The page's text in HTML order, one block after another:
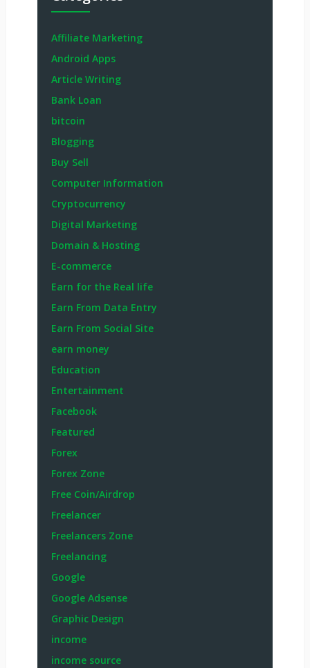
Affiliate Marketing
Android Apps
Article Writing
Bank Loan
bitcoin
Blogging
Buy Sell
Computer Information
Cryptocurrency
Digital Marketing
Domain & Hosting
E-commerce
Earn for the Real life
Earn From Data Entry
Earn From Social Site
earn money
Education
Entertainment
Facebook
Featured
Forex
Forex Zone
Free Coin/Airdrop
Freelancer
Freelancers Zone
Freelancing
Google
Google Adsense
Graphic Design
income
income source